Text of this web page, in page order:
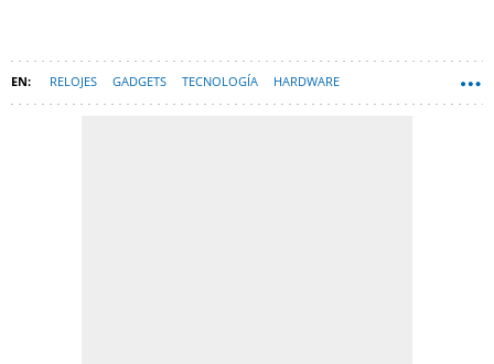
RELOJES GADGETS TECNOLOGÍA HARDWARE